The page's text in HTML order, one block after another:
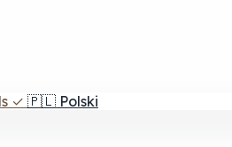
✓ 🇵🇱 Polski